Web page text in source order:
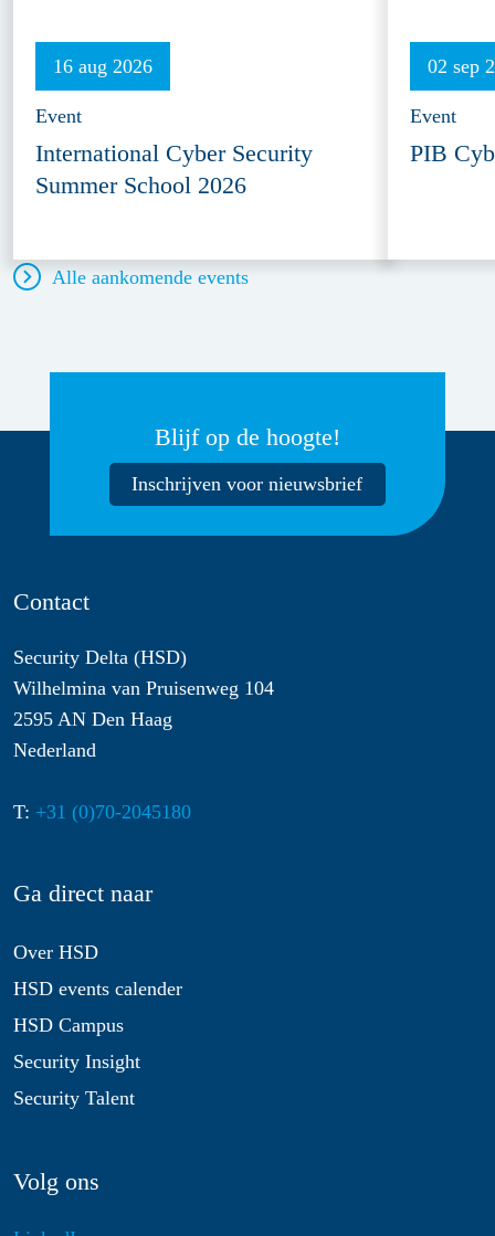
16 aug 2026
Event
International Cyber Security
Summer School 2026
02 sep
Event
PIB
Alle aankomende events
Blijf op de hoogte!
Inschrijven voor nieuwsbrief
Contact
Security Delta (HSD)
Wilhelmina van Pruisenweg 104
2595 AN Den Haag
Nederland
T: +31 (0)70-2045180
Ga direct naar
Over HSD
HSD events calender
HSD Campus
Security Insight
Security Talent
Volg ons